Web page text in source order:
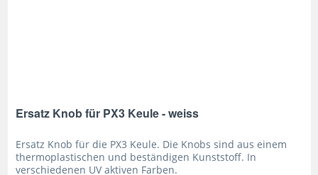
Ersatz Knob für PX3 Keule - weiss
Ersatz Knob für die PX3 Keule. Die Knobs sind aus einem
thermoplastischen und beständigen Kunststoff. In
verschiedenen UV aktiven Farben.